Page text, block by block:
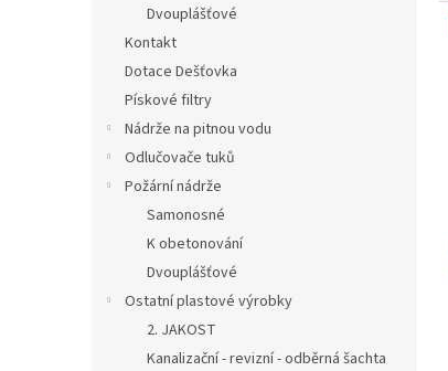
Dvouplášťové
Kontakt
Dotace Dešťovka
Pískové filtry
Nádrže na pitnou vodu
Odlučovače tuků
Požární nádrže
Samonosné
K obetonování
Dvouplášťové
Ostatní plastové výrobky
2. JAKOST
Kanalizační - revizní - odběrná šachta